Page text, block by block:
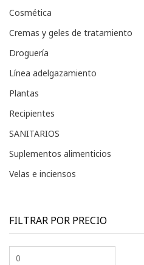
Cosmética
Cremas y geles de tratamiento
Droguería
Línea adelgazamiento
Plantas
Recipientes
SANITARIOS
Suplementos alimenticios
Velas e inciensos
FILTRAR POR PRECIO